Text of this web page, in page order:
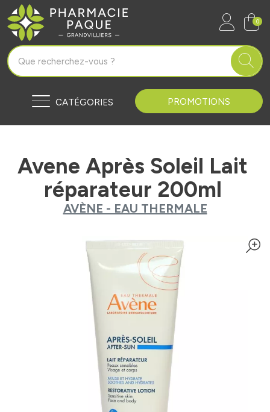
Pharmacie Paque Grandvilliers
0
CATÉGORIES PROMOTIONS
Avene Après Soleil Lait
réparateur 200ml
AVÈNE - EAU THERMALE